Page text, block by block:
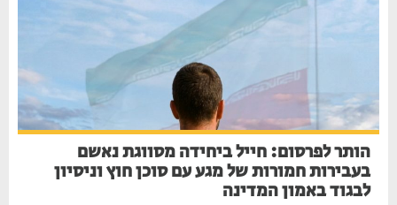
הותר לפרסום: חייל ביחידה מסווגת נאשם
בעבירות חמורות של מגע עם סוכן חוץ וניסיון
לבגוד באמון המדינה